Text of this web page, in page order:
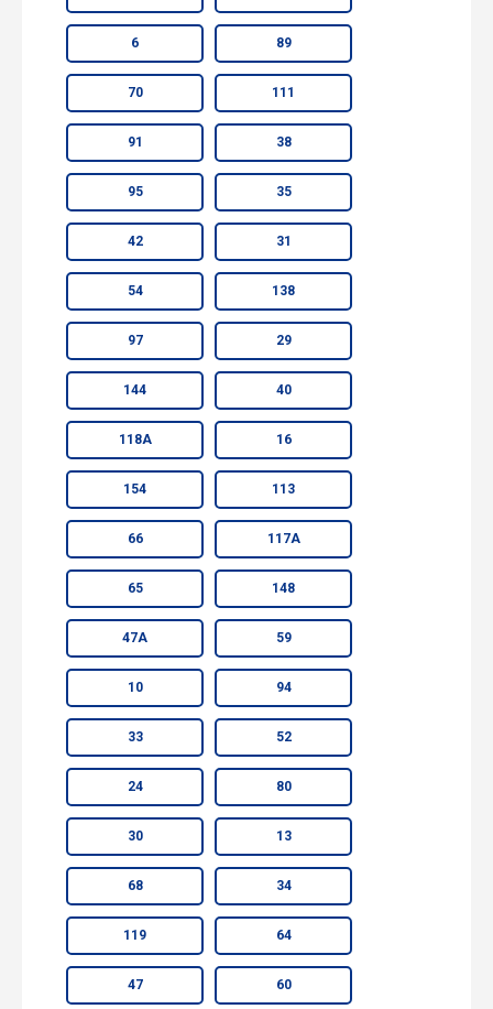
6 89
70 111
91 38
95 35
42 31
54 138
97 29
144 40
118А 16
154 113
66 117А
65 148
47А 59
10 94
33 52
24 80
30 13
68 34
119 64
47 60